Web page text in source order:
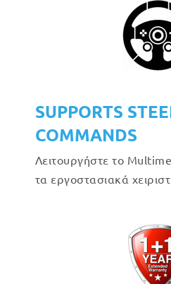
SUPPORTS
COMMANDS
Λειτουργήστε το
τα εργοστασιακά